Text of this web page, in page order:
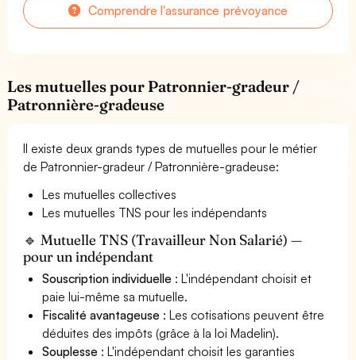
Comprendre l'assurance prévoyance
Les mutuelles pour Patronnier-gradeur /
Patronnière-gradeuse
Il existe deux grands types de mutuelles pour le métier
de Patronnier-gradeur / Patronnière-gradeuse:
Les mutuelles collectives
Les mutuelles TNS pour les indépendants
🔹 Mutuelle TNS (Travailleur Non Salarié) —
pour un indépendant
Souscription individuelle : L'indépendant choisit et
paie lui-même sa mutuelle.
Fiscalité avantageuse : Les cotisations peuvent être
déduites des impôts (grâce à la loi Madelin).
Souplesse : L'indépendant choisit les garanties